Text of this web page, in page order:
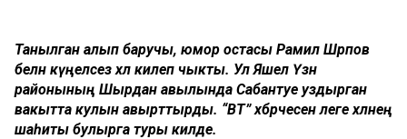
Танылган алып баручы, юмор остасы Рамил Шәрәпов
белән күңелсез хәл килеп чыкты. Ул Яшел Үзән
районының Шырдан авылында Сабантуе уздырган
вакытта кулын авырттырды. “ВТ” хәбәрчесенә әлеге хәлнең
шаһиты булырга туры килде.